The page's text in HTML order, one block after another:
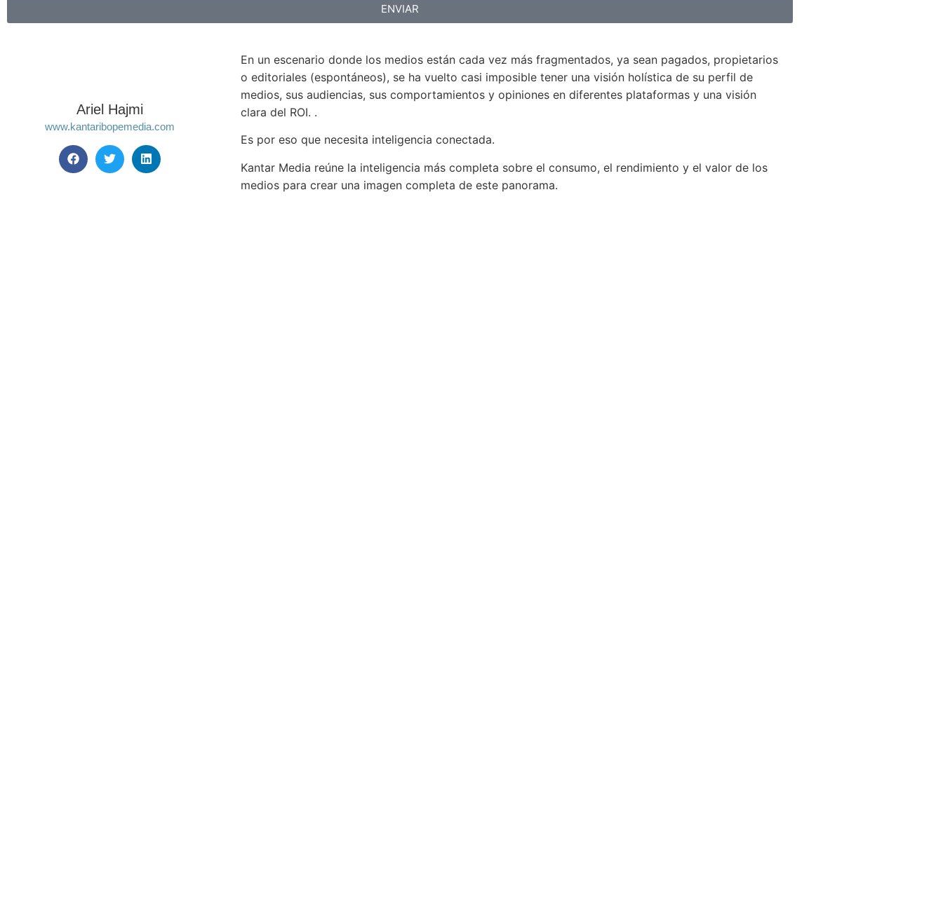
ENVIAR
Ariel Hajmi
www.kantaribopemedia.com
En un escenario donde los medios están cada vez más fragmentados, ya sean pagados, propietarios
o editoriales (espontáneos), se ha vuelto casi imposible tener una visión holística de su perfil de
medios, sus audiencias, sus comportamientos y opiniones en diferentes plataformas y una visión
clara del ROI. .
Es por eso que necesita inteligencia conectada.
Kantar Media reúne la inteligencia más completa sobre el consumo, el rendimiento y el valor de los
medios para crear una imagen completa de este panorama.